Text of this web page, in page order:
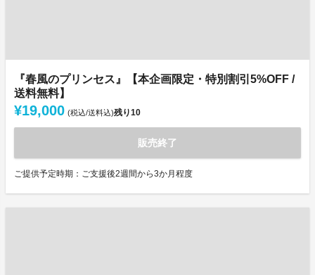
『春風のプリンセス』【本企画限定・特別割引5%OFF /
送料無料】
¥19,000 (税込/送料込)残り10
販売終了
ご提供予定時期：ご支援後2週間から3か月程度